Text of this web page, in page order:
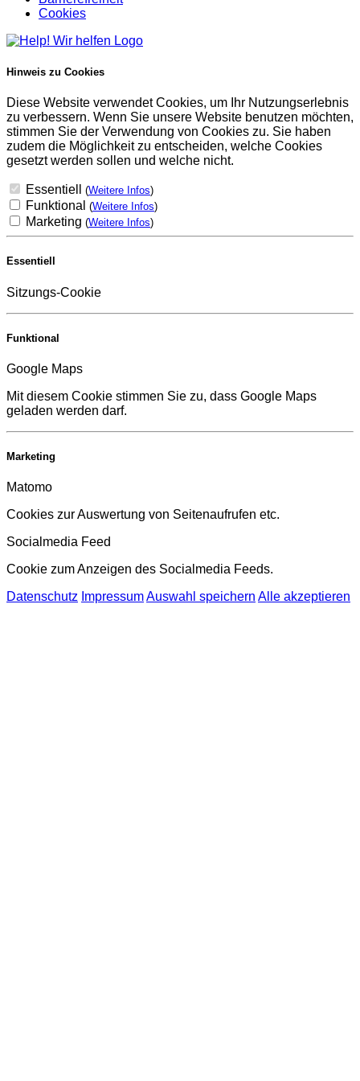
Cookies
Hinweis zu Cookies
Diese Website verwendet Cookies, um Ihr Nutzungserlebnis
zu verbessern. Wenn Sie unsere Website benutzen möchten,
stimmen Sie der Verwendung von Cookies zu. Sie haben
zudem die Möglichkeit zu entscheiden, welche Cookies
gesetzt werden sollen und welche nicht.
Essentiell (Weitere Infos)
Funktional (Weitere Infos)
Marketing (Weitere Infos)
Essentiell
Sitzungs-Cookie
Funktional
Google Maps
Mit diesem Cookie stimmen Sie zu, dass Google Maps
geladen werden darf.
Marketing
Matomo
Cookies zur Auswertung von Seitenaufrufen etc.
Socialmedia Feed
Cookie zum Anzeigen des Socialmedia Feeds.
Datenschutz ImpressumAuswahl speichern Alle akzeptieren